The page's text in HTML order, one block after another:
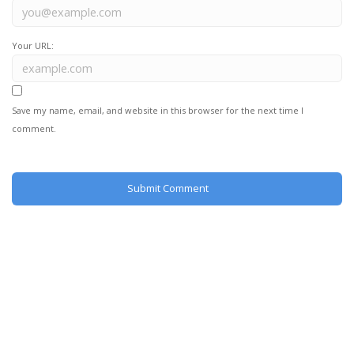
Your URL:
Save my name, email, and website in this browser for the next time I
comment.